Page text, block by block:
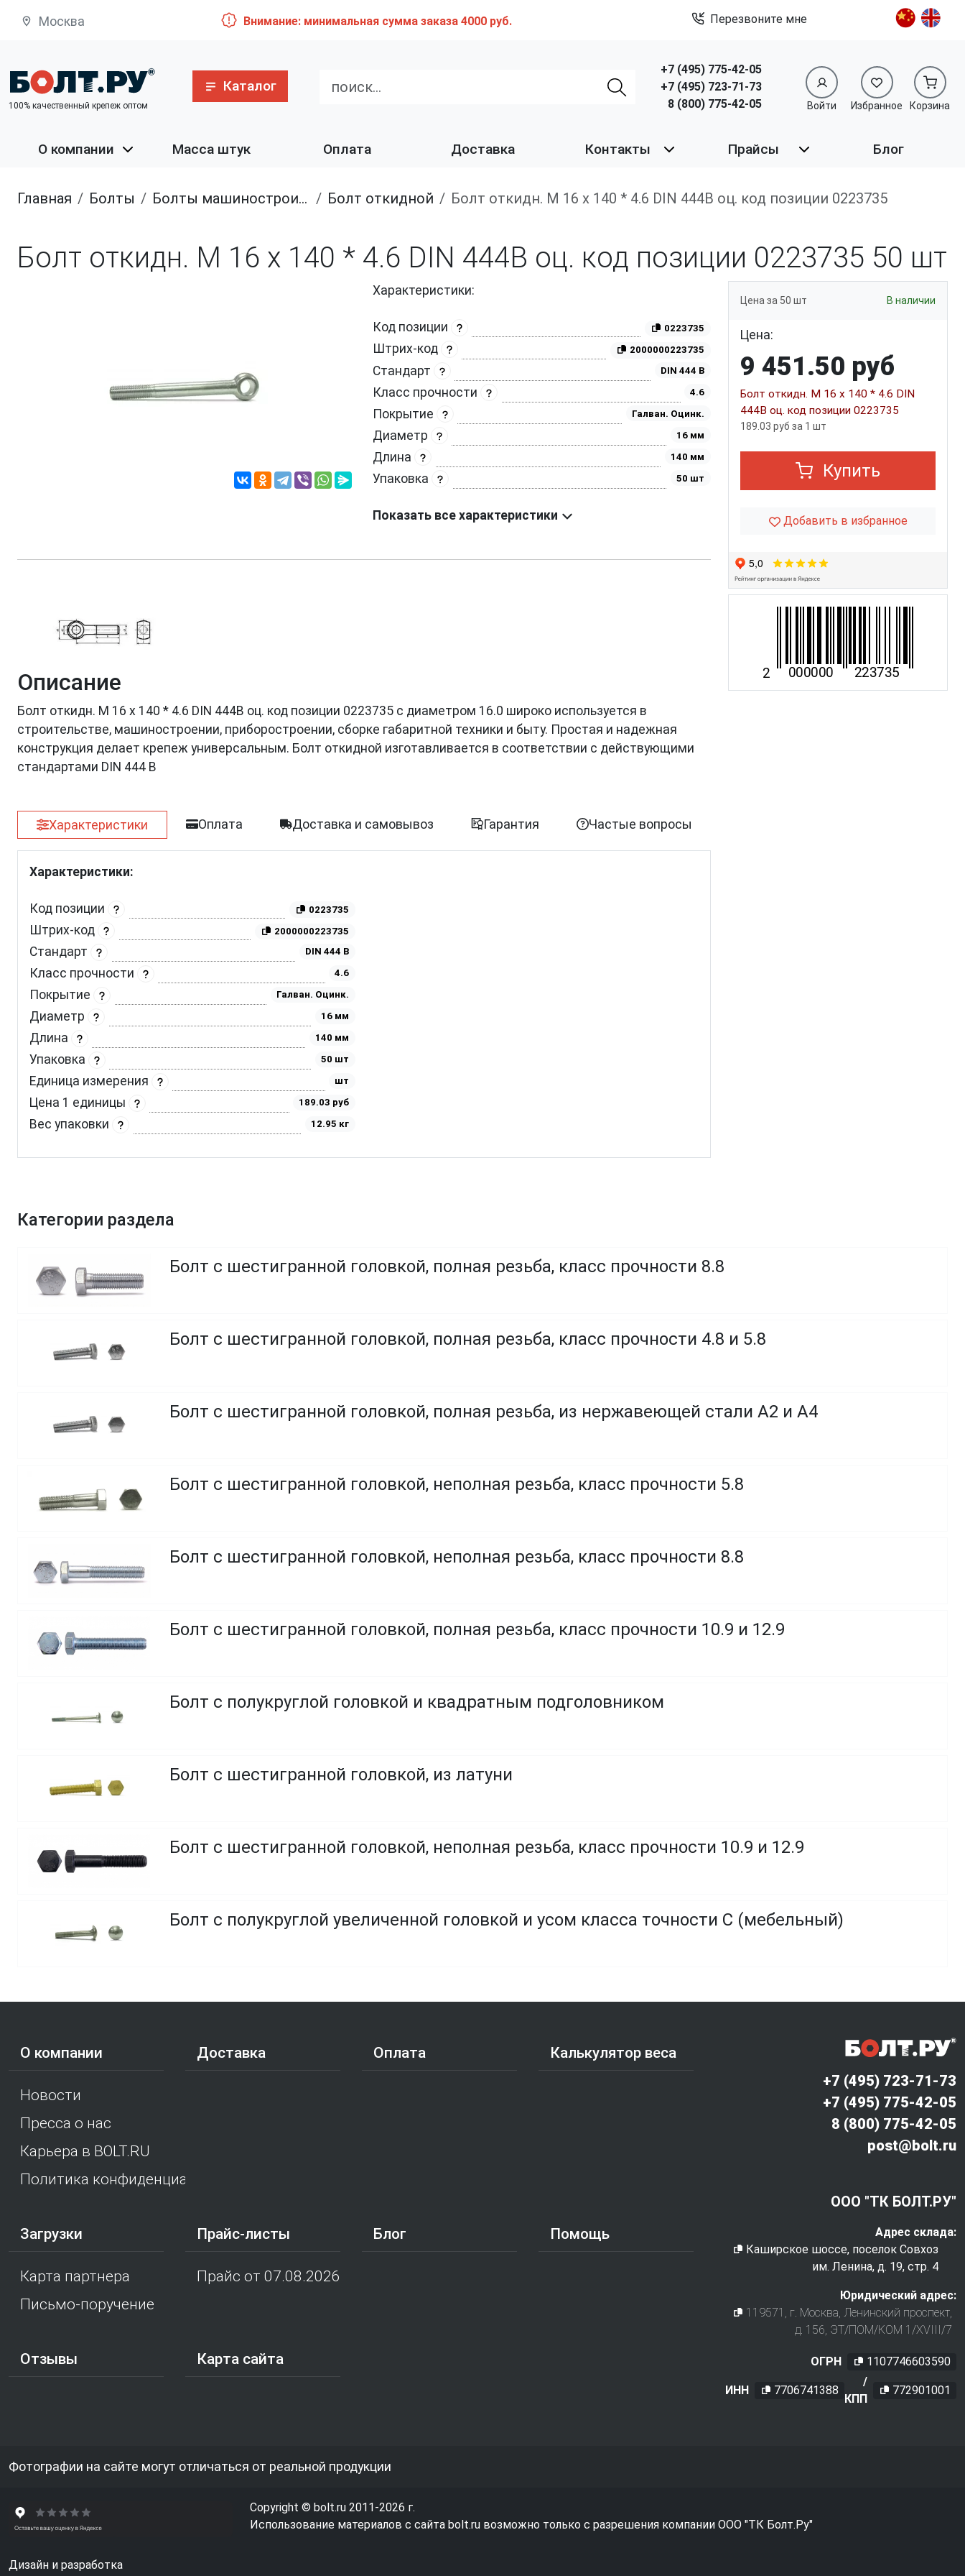
Москва Внимание: минимальная сумма заказа 4000 руб. Перезвоните мне
100% качественный крепеж оптом
Каталог
+7 (495) 775-42-05
+7 (495) 723-71-73
8 (800) 775-42-05
Войти Избранное Корзина
О компании Масса штук Оплата Доставка Контакты Прайсы Блог
Главная болты болты машиностроительные Болт откидной Болт откидн. М 16 х 140 * 4.6 DIN 444B оц. код позиции 0223735
Болт откидн. М 16 х 140 * 4.6 DIN 444B оц. код позиции 0223735 50 шт
Характеристики:
Код позиции 0223735
Штрих-код 2000000223735
Стандарт DIN 444 B
Класс прочности 4.6
Покрытие Галван. Оцинк.
Диаметр 16 мм
Длина 140 мм
Упаковка 50 шт
Показать все характеристики
Описание
Болт откидн. М 16 х 140 * 4.6 DIN 444B оц. код позиции 0223735 с диаметром 16.0 широко используется в
строительстве, машиностроении, приборостроении, сборке габаритной техники и быту. Простая и надежная
конструкция делает крепеж универсальным. Болт откидной изготавливается в соответствии с действующими
стандартами DIN 444 B
Характеристики Оплата Доставка и самовывоз Гарантия Частые вопросы
Характеристики:
Код позиции 0223735
Штрих-код 2000000223735
Стандарт DIN 444 B
Класс прочности 4.6
Покрытие Галван. Оцинк.
Диаметр 16 мм
Длина 140 мм
Упаковка 50 шт
Единица измерения шт
Цена 1 единицы 189.03 руб
Вес упаковки 12.95 кг
Цена за 50 шт В наличии
Цена:
9 451.50 руб
Болт откидн. М 16 х 140 * 4.6 DIN
444B оц. код позиции 0223735
189.03 руб за 1 шт
Купить
Добавить в избранное
Категории раздела
Болт с шестигранной головкой, полная резьба, класс прочности 8.8
Болт с шестигранной головкой, полная резьба, класс прочности 4.8 и 5.8
Болт с шестигранной головкой, полная резьба, из нержавеющей стали A2 и A4
Болт с шестигранной головкой, неполная резьба, класс прочности 5.8
Болт с шестигранной головкой, неполная резьба, класс прочности 8.8
Болт с шестигранной головкой, полная резьба, класс прочности 10.9 и 12.9
Болт с полукруглой головкой и квадратным подголовником
Болт с шестигранной головкой, из латуни
Болт с шестигранной головкой, неполная резьба, класс прочности 10.9 и 12.9
Болт с полукруглой увеличенной головкой и усом класса точности C (мебельный)
О компании
Новости
Пресса о нас
Карьера в BOLT.RU
Политика конфиденциальности
Доставка Оплата Калькулятор веса
Загрузки
Карта партнера
Письмо-поручение
Прайс-листы
Прайс от 07.08.2026
Блог Помощь
Отзывы Карта сайта
+7 (495) 723-71-73
+7 (495) 775-42-05
8 (800) 775-42-05
post@bolt.ru
ООО "ТК БОЛТ.РУ"
Адрес склада:
Каширское шоссе, поселок Совхоз
им. Ленина, д. 19, стр. 4
Юридический адрес:
119571 , г. Москва, Ленинский проспект,
д. 156, ЭТ/ПОМ/КОМ 1/XVIII/7
ОГРН 1107746603590
ИНН 7706741388
/
КПП
772901001
Фотографии на сайте могут отличаться от реальной продукции
Copyright © bolt.ru 2011-2026 г.
Использование материалов с сайта bolt.ru возможно только с разрешения компании ООО "ТК Болт.Ру"
Дизайн и разработка